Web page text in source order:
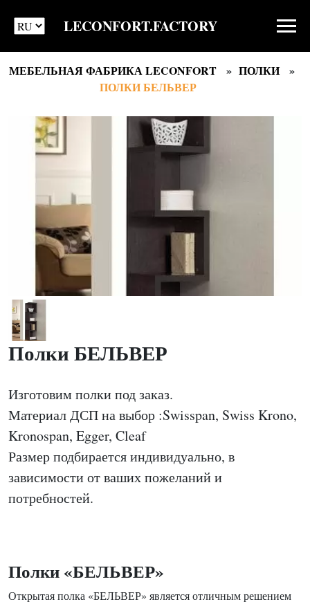
LECONFORT.FACTORY
МЕБЕЛЬНАЯ ФАБРИКА LECONFORT
ПОЛКИ
ПОЛКИ БЕЛЬВЕР
Полки БЕЛЬВЕР
Изготовим полки под заказ.
Материал ДСП на выбор :Swisspan, Swiss Krono,
Kronospan, Egger, Cleaf
Размер подбирается индивидуально, в
зависимости от ваших пожеланий и
потребностей.
Полки «БЕЛЬВЕР»
Открытая полка «БЕЛЬВЕР» является отличным решением